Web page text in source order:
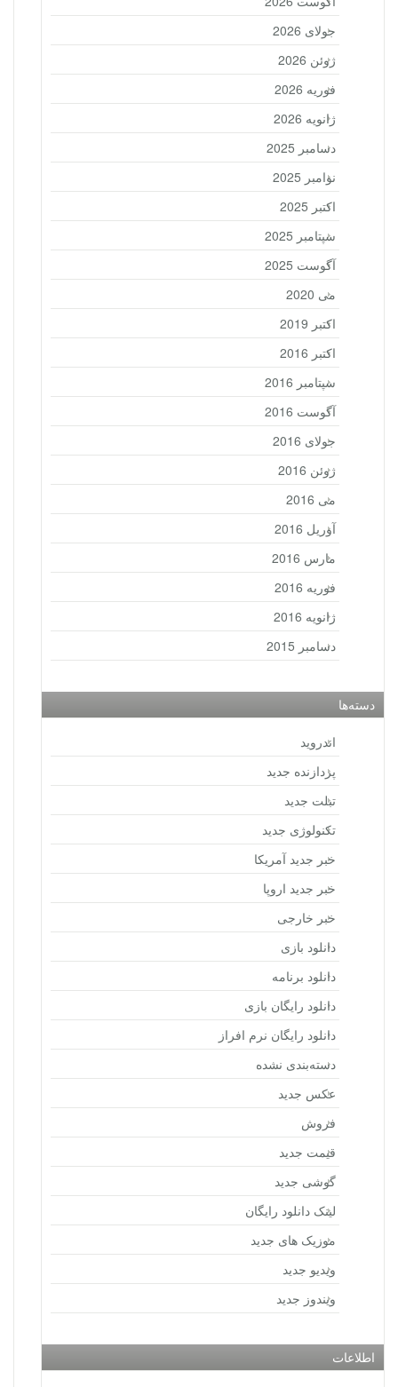
جولای 2026
ژوئن 2026
فوریه 2026
ژانویه 2026
دسامبر 2025
نوامبر 2025
اکتبر 2025
سپتامبر 2025
آگوست 2025
می 2020
اکتبر 2019
اکتبر 2016
سپتامبر 2016
آگوست 2016
جولای 2016
ژوئن 2016
می 2016
آوریل 2016
مارس 2016
فوریه 2016
ژانویه 2016
دسامبر 2015
دسته‌ها
اندروید
پردازنده جدید
تبلت جدید
تکنولوژی جدید
خبر جدید آمریکا
خبر جدید اروپا
خبر خارجی
دانلود بازی
دانلود برنامه
دانلود رایگان بازی
دانلود رایگان نرم افراز
دسته‌بندی نشده
عکس جدید
فروش
قیمت جدید
گوشی جدید
لینک دانلود رایگان
موزیک های جدید
ویدیو جدید
ویندوز جدید
اطلاعات